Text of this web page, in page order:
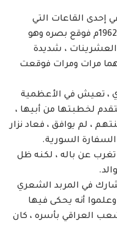
إحدى القاعات التي
ضمت مهرجاناً شعرياً في بغداد عام 1962م فوقع بصره وهو
، شديدة
مرات ومرات فوقعت
، تعيش في الأعظمية
لخطبتها من أبيها ،
، لم يوافق ، فعاد نزار
السورية.
عن باله ، لكنه ظل
في المربد الشعري
أنه يحكى فيها
العراقي بأسره ، كان